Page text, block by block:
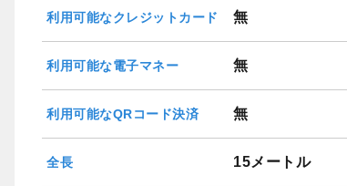
利用可能なクレジットカード 無
利用可能な電子マネー 無
利用可能なQRコード決済 無
全長 15メートル